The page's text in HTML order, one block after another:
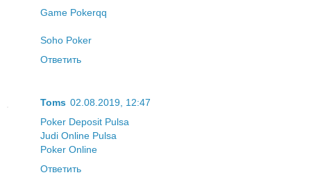
Game Pokerqq
Soho Poker
Ответить
Toms 02.08.2019, 12:47
Poker Deposit Pulsa
Judi Online Pulsa
Poker Online
Ответить